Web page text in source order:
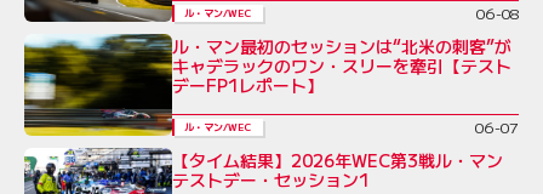
ル・マン/WEC 06-08
ル・マン最初のセッションは“北米の刺客”が
キャデラックのワン・スリーを牽引【テスト
デーFP1レポート】
ル・マン/WEC 06-07
【タイム結果】2026年WEC第3戦ル・マン
テストデー・セッション1